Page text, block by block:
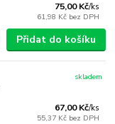
75,00 Kč/ks
61,98 Kč bez DPH
Přidat do košíku
67,00 Kč/ks
55,37 Kč bez DPH
skladem